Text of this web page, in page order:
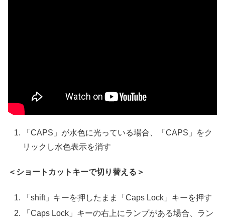
「CAPS」が水色に光っている場合、「CAPS」をク
リックし水色表示を消す
＜ショートカットキーで切り替える＞
「shift」キーを押したまま「Caps Lock」キーを押す
「Caps Lock」キーの右上にランプがある場合、ラン